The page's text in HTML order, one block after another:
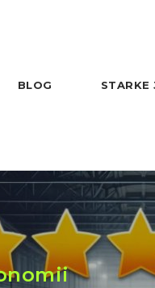
BLOG STARKE